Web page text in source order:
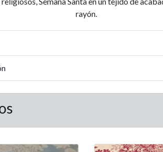
rayón.